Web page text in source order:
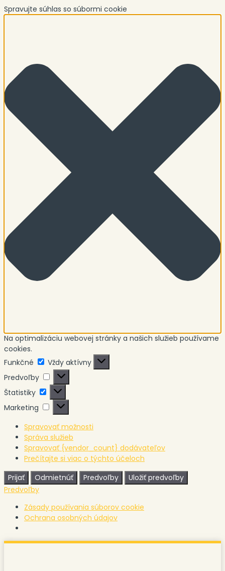
Spravujte súhlas so súbormi cookie
Na optimalizáciu webovej stránky a našich služieb používame
cookies.
Funkčné
Funkčné
Vždy aktívny
Predvoľby
Predvoľby
Štatistiky
Štatistiky
Marketing
Marketing
Spravovať možnosti
Správa služieb
Spravovať {vendor_count} dodávateľov
Prečítajte si viac o týchto účeloch
Prijať
Odmietnúť Predvoľby
Uložiť predvoľby
Predvoľby
Zásady používania súborov cookie
Ochrana osobných údajov
Preskočiť